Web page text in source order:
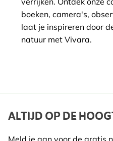
boeken, camera's,
laat je inspireren door
natuur met Vivara.
ALTIJD OP DE
Meld je aan voor de gratis